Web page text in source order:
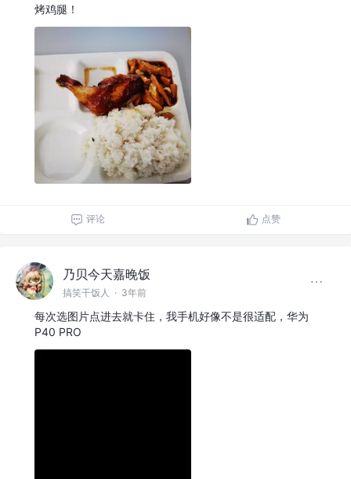
烤鸡腿！
评论 点赞
乃贝今天嘉晚饭
搞笑干饭人 · 3年前
每次选图片点进去就卡住，我手机好像不是很适配，华为
P40 PRO